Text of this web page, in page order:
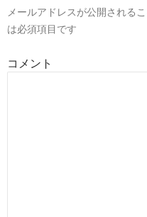
メールアドレスが公開される
は必須項目です
コメント